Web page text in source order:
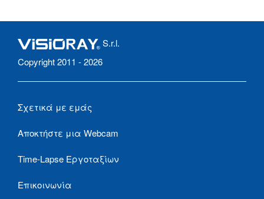
S.r.l.
Copyright 2011 - 2026
Σχετικά με εμάς
Αποκτήστε μια Webcam
Time-Lapse Εργοταξίων
Επικοινωνία